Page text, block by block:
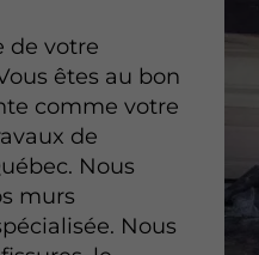
de votre
êtes au bon
comme votre
de
Nous
murs
Nous